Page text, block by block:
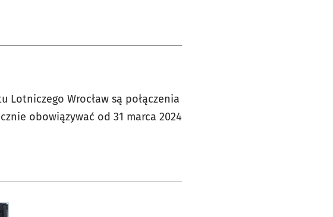
Wrocław są połączenia
obowiązywać od 31 marca 2024
nowej karcie